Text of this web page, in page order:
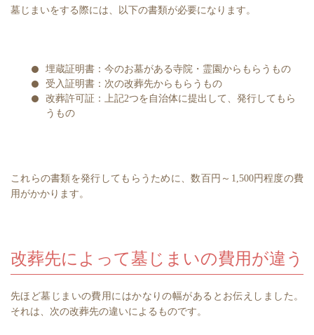
墓じまいをする際には、以下の書類が必要になります。
埋蔵証明書：今のお墓がある寺院・霊園からもらうもの
受入証明書：次の改葬先からもらうもの
改葬許可証：上記2つを自治体に提出して、発行してもら
うもの
これらの書類を発行してもらうために、数百円～1,500円程度の費
用がかかります。
改葬先によって墓じまいの費用が違う
先ほど墓じまいの費用にはかなりの幅があるとお伝えしました。
それは、次の改葬先の違いによるものです。